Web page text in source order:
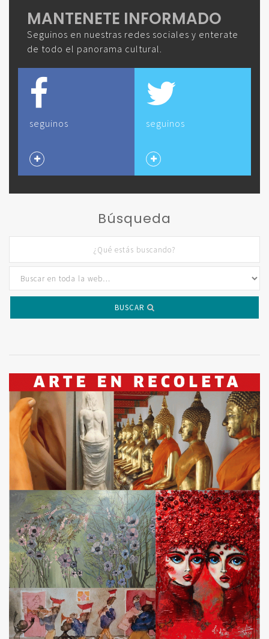
MANTENETE INFORMADO
Seguinos en nuestras redes sociales y enterate
de todo el panorama cultural.
seguinos seguinos
Búsqueda
BUSCAR